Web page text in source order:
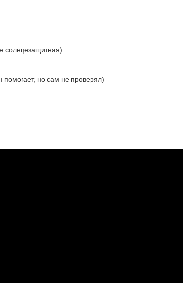
солнцезащитная)
помогает, но сам не проверял)